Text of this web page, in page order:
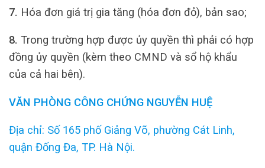
7. Hóa đơn giá trị gia tăng (hóa đơn đỏ), bản sao;
8. Trong trường hợp được ủy quyền thì phải có hợp
đồng ủy quyền (kèm theo CMND và sổ hộ khẩu
của cả hai bên).
VĂN PHÒNG CÔNG CHỨNG NGUYỄN HUỆ
Địa chỉ: Số 165 phố Giảng Võ, phường Cát Linh,
quận Đống Đa, TP. Hà Nội.